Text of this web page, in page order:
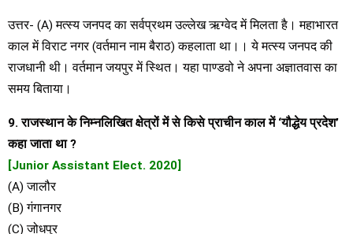
उत्तर- (A) मत्स्य जनपद का सर्वप्रथम उल्लेख ऋग्वेद में मिलता है। महाभारत
काल में विराट नगर (वर्तमान नाम बैराठ) कहलाता था।। ये मत्स्य जनपद की
राजधानी थी। वर्तमान जयपुर में स्थित। यहा पाण्डवो ने अपना अज्ञातवास का
समय बिताया।
9. राजस्थान के निम्नलिखित क्षेत्रों में से किसे प्राचीन काल में ‘यौद्धेय प्रदेश’
कहा जाता था ?
[Junior Assistant Elect. 2020]
(A) जालौर
(B) गंगानगर
(C) जोधपुर